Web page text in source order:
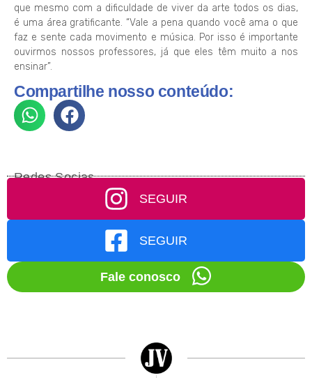
que mesmo com a dificuldade de viver da arte todos os dias,
é uma área gratificante. “Vale a pena quando você ama o que
faz e sente cada movimento e música. Por isso é importante
ouvirmos nossos professores, já que eles têm muito a nos
ensinar”.
Compartilhe nosso conteúdo:
Redes Socias
SEGUIR
SEGUIR
Fale conosco